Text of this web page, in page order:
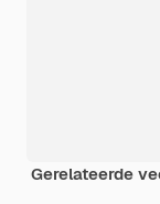
Gerelateerde